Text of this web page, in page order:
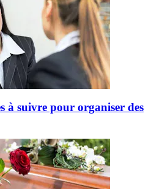
à suivre pour organiser des